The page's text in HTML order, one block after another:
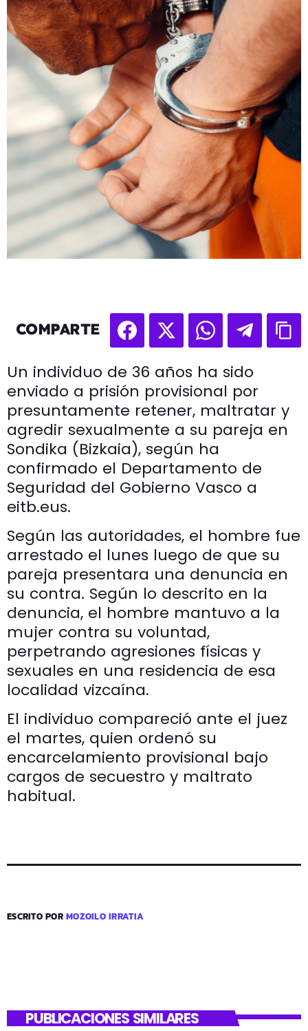
COMPARTE
Un individuo de 36 años ha sido
enviado a prisión provisional por
presuntamente retener, maltratar y
agredir sexualmente a su pareja en
Sondika (Bizkaia), según ha
confirmado el Departamento de
Seguridad del Gobierno Vasco a
eitb.eus.
Según las autoridades, el hombre fue
arrestado el lunes luego de que su
pareja presentara una denuncia en
su contra. Según lo descrito en la
denuncia, el hombre mantuvo a la
mujer contra su voluntad,
perpetrando agresiones físicas y
sexuales en una residencia de esa
localidad vizcaína.
El individuo compareció ante el juez
el martes, quien ordenó su
encarcelamiento provisional bajo
cargos de secuestro y maltrato
habitual.
ESCRITO PORMOZOILO IRRATIA
PUBLICACIONES SIMILARES